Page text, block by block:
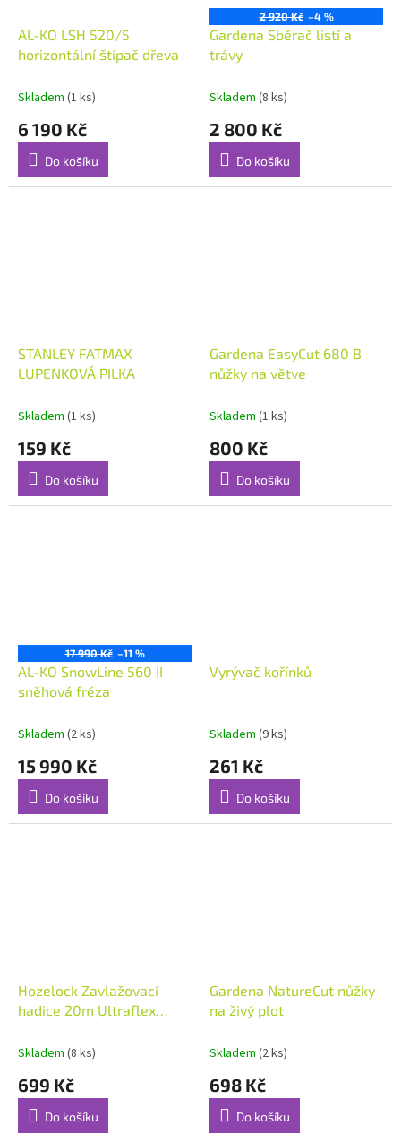
AL-KO LSH 520/5
horizontální štípač dřeva
Skladem (1 ks)
6 190 Kč
Do košíku
2 920 Kč –4 %
Gardena Sběrač listí a
trávy
Skladem (8 ks)
2 800 Kč
Do košíku
STANLEY FATMAX
LUPENKOVÁ PILKA
Skladem (1 ks)
159 Kč
Do košíku
Gardena EasyCut 680 B
nůžky na větve
Skladem (1 ks)
800 Kč
Do košíku
17 990 Kč –11 %
AL-KO SnowLine 560 II
sněhová fréza
Skladem (2 ks)
15 990 Kč
Do košíku
Vyrývač kořínků
Skladem (9 ks)
261 Kč
Do košíku
Hozelock Zavlažovací
hadice 20m Ultraflex
Skladem (8 ks)
699 Kč
Do košíku
Gardena NatureCut nůžky
na živý plot
Skladem (2 ks)
698 Kč
Do košíku